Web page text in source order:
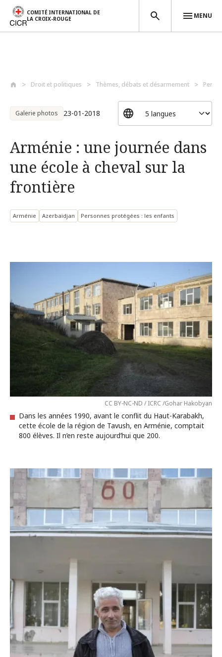
COMITÉ INTERNATIONAL DE
LA CROIX-ROUGE
MENU
Droit et politiques Thèmes, débats et désarmement
Galerie photos 23-01-2018
Arménie : une journée dans
une école à cheval sur la
frontière
Arménie Azerbaïdjan Personnes protégées : les enfants
CC BY-NC-ND / ICRC /Gohar Hakobyan
Dans les années 1990, avant le conflit du Haut-Karabakh,
cette école de la région de Tavush, en Arménie, comptait
800 élèves. Il n’en reste aujourd’hui que 200.